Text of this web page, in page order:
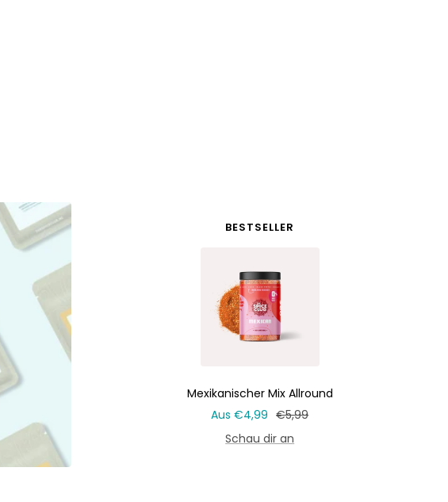
BESTSELLER
Mexikanischer Mix Allround
Verkaufspreis
Aus €4,99 Normaler
Preis
€5,99
Schau dir an